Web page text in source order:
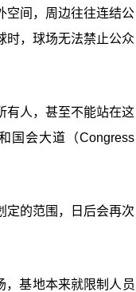
空间，周边往往连结公
时，球场无法禁止公众
有人，甚至不能站在这
国会大道（Congress
定的范围，日后会再次
，基地本来就限制人员